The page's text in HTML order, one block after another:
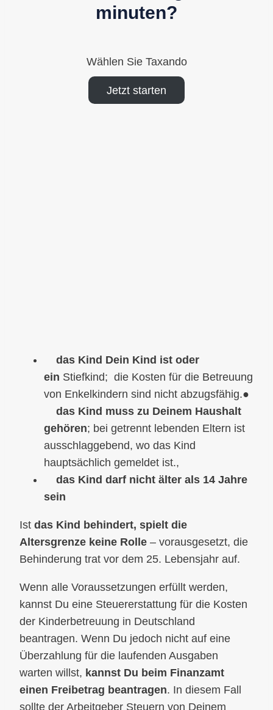
minuten?
Wählen Sie Taxando
Jetzt starten
das Kind Dein Kind ist oder
ein Stiefkind; die Kosten für die Betreuung
von Enkelkindern sind nicht abzugsfähig.●
das Kind muss zu Deinem Haushalt
gehören; bei getrennt lebenden Eltern ist
ausschlaggebend, wo das Kind
hauptsächlich gemeldet ist.,
das Kind darf nicht älter als 14 Jahre
sein
Ist das Kind behindert, spielt die
Altersgrenze keine Rolle – vorausgesetzt, die
Behinderung trat vor dem 25. Lebensjahr auf.
Wenn alle Voraussetzungen erfüllt werden,
kannst Du eine Steuererstattung für die Kosten
der Kinderbetreuung in Deutschland
beantragen. Wenn Du jedoch nicht auf eine
Überzahlung für die laufenden Ausgaben
warten willst, kannst Du beim Finanzamt
einen Freibetrag beantragen. In diesem Fall
sollte der Arbeitgeber Steuern von Deinem